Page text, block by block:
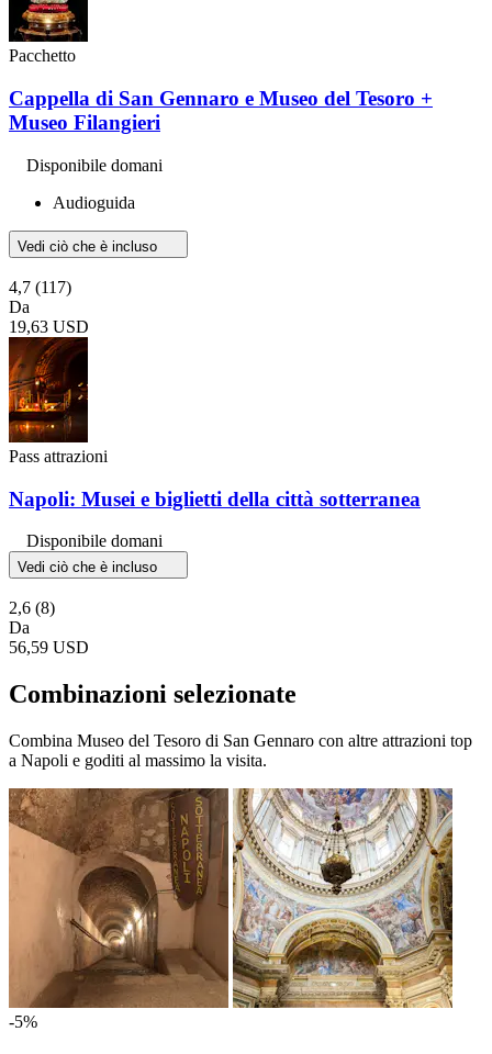
Pacchetto
Cappella di San Gennaro e Museo del Tesoro +
Museo Filangieri
Disponibile domani
Audioguida
Vedi ciò che è incluso
4,7 (117)
Da
19,63 USD
Pass attrazioni
Napoli: Musei e biglietti della città sotterranea
Disponibile domani
Vedi ciò che è incluso
2,6 (8)
Da
56,59 USD
Combinazioni selezionate
Combina Museo del Tesoro di San Gennaro con altre attrazioni top
a Napoli e goditi al massimo la visita.
-5%